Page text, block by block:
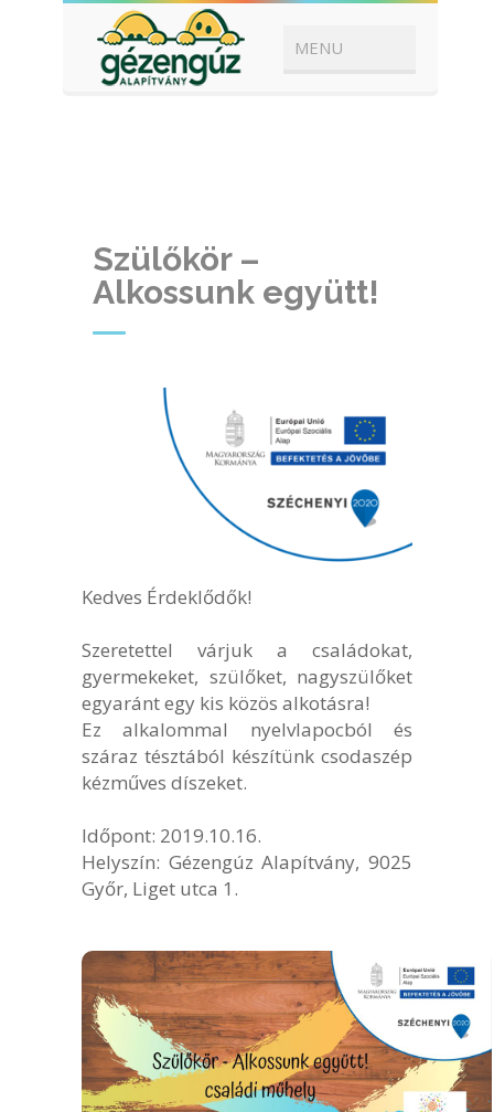
Szülőkör –
Alkossunk együtt!
Kedves Érdeklődők!
Szeretettel várjuk a családokat,
gyermekeket, szülőket, nagyszülőket
egyaránt egy kis közös alkotásra!
Ez alkalommal nyelvlapocból és
száraz tésztából készítünk csodaszép
kézműves díszeket.
Időpont: 2019.10.16.
Helyszín: Gézengúz Alapítvány, 9025
Győr, Liget utca 1.